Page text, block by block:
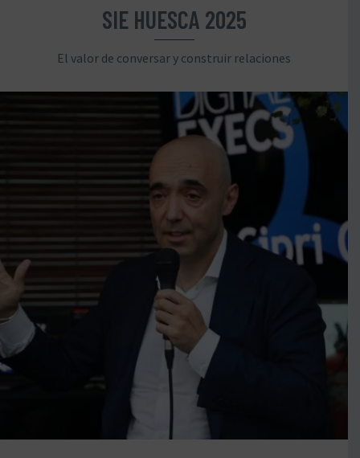
SIE HUESCA 2025
El valor de conversar y construir relaciones